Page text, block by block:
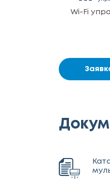
Wi-Fi